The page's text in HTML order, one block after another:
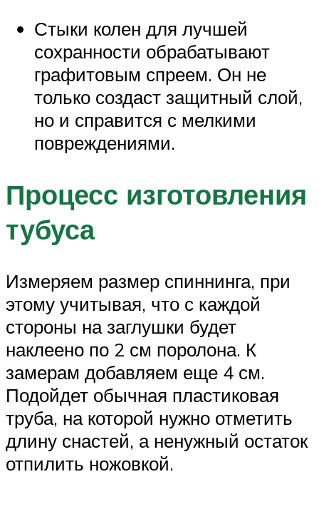
Стыки колен для лучшей
сохранности обрабатывают
графитовым спреем. Он не
только создаст защитный слой,
но и справится с мелкими
повреждениями.
Процесс изготовления
тубуса
Измеряем размер спиннинга, при
этому учитывая, что с каждой
стороны на заглушки будет
наклеено по 2 см поролона. К
замерам добавляем еще 4 см.
Подойдет обычная пластиковая
труба, на которой нужно отметить
длину снастей, а ненужный остаток
отпилить ножовкой.